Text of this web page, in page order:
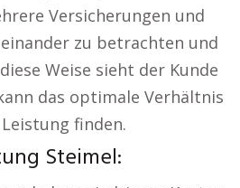
Versicherungen und
zu betrachten und
Weise sieht der Kunde
das optimale Verhältnis
finden.
Steimel: